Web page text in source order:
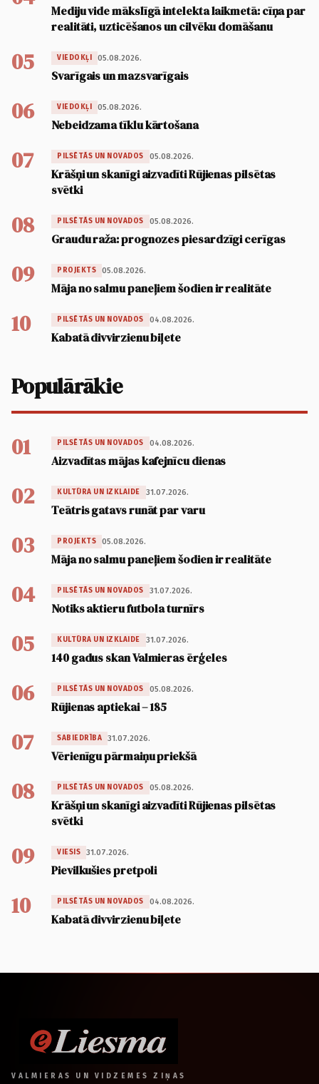
Mediju vide mākslīgā intelekta laikmetā: cīņa par
realitāti, uzticēšanos un cilvēku domāšanu
05 VIEDOKĻI 05.08.2026.
Svarīgais un mazsvarīgais
06 VIEDOKĻI 05.08.2026.
Nebeidzama tīklu kārtošana
07 PILSĒTĀS UN NOVADOS 05.08.2026.
Krāšņi un skanīgi aizvadīti Rūjienas pilsētas
svētki
08 PILSĒTĀS UN NOVADOS 05.08.2026.
Graudu raža: prognozes piesardzīgi cerīgas
09 PROJEKTS 05.08.2026.
Māja no salmu paneļiem šodien ir realitāte
10 PILSĒTĀS UN NOVADOS 04.08.2026.
Kabatā divvirzienu biļete
Populārākie
01 PILSĒTĀS UN NOVADOS 04.08.2026.
Aizvadītas mājas kafejnīcu dienas
02 KULTŪRA UN IZKLAIDE 31.07.2026.
Teātris gatavs runāt par varu
03 PROJEKTS 05.08.2026.
Māja no salmu paneļiem šodien ir realitāte
04 PILSĒTĀS UN NOVADOS 31.07.2026.
Notiks aktieru futbola turnīrs
05 KULTŪRA UN IZKLAIDE 31.07.2026.
140 gadus skan Valmieras ērģeles
06 PILSĒTĀS UN NOVADOS 05.08.2026.
Rūjienas aptiekai – 185
07 SABIEDRĪBA 31.07.2026.
Vērienīgu pārmaiņu priekšā
08 PILSĒTĀS UN NOVADOS 05.08.2026.
Krāšņi un skanīgi aizvadīti Rūjienas pilsētas
svētki
09 VIESIS 31.07.2026.
Pievilkušies pretpoli
10 PILSĒTĀS UN NOVADOS 04.08.2026.
Kabatā divvirzienu biļete
VALMIERAS UN VIDZEMES ZIŅAS